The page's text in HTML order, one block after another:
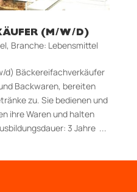
(M/W/D)
, Branche: Lebensmittel
d) Bäckereifachverkäufer
Backwaren, bereiten
zu. Sie bedienen und
ihre Waren und halten
3 Jahre ...